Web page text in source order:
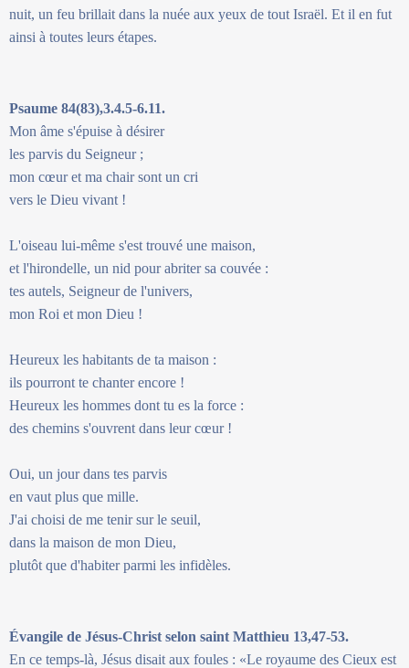
nuit, un feu brillait dans la nuée aux yeux de tout Israël. Et il en fut
ainsi à toutes leurs étapes.
Psaume 84(83),3.4.5-6.11.
Mon âme s'épuise à désirer
les parvis du Seigneur ;
mon cœur et ma chair sont un cri
vers le Dieu vivant !
L'oiseau lui-même s'est trouvé une maison,
et l'hirondelle, un nid pour abriter sa couvée :
tes autels, Seigneur de l'univers,
mon Roi et mon Dieu !
Heureux les habitants de ta maison :
ils pourront te chanter encore !
Heureux les hommes dont tu es la force :
des chemins s'ouvrent dans leur cœur !
Oui, un jour dans tes parvis
en vaut plus que mille.
J'ai choisi de me tenir sur le seuil,
dans la maison de mon Dieu,
plutôt que d'habiter parmi les infidèles.
Évangile de Jésus-Christ selon saint Matthieu 13,47-53.
En ce temps-là, Jésus disait aux foules : «Le royaume des Cieux est